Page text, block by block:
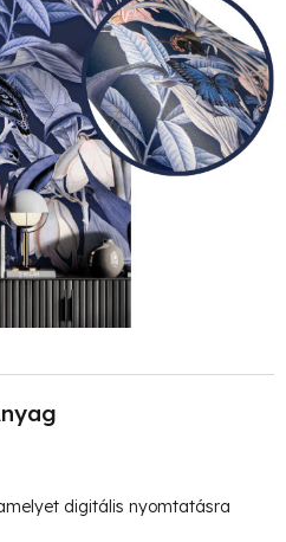
digitális nyomtatásra